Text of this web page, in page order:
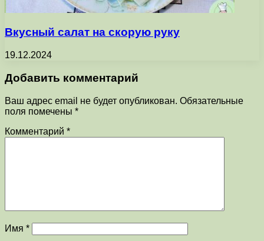
Вкусный салат на скорую руку
19.12.2024
Добавить комментарий
Ваш адрес email не будет опубликован. Обязательные
поля помечены *
Комментарий *
Имя *